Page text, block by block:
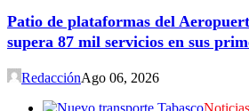
Patio de plataformas del
supera 87 mil servicios en sus
RedacciónAgo 06, 2026